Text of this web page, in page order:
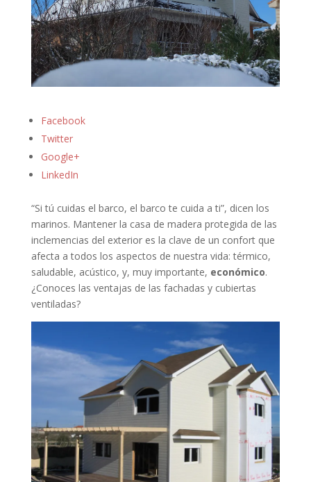
Facebook
Twitter
Google+
LinkedIn
“Si tú cuidas el barco, el barco te cuida a ti”, dicen los
marinos. Mantener la casa de madera protegida de las
inclemencias del exterior es la clave de un confort que
afecta a todos los aspectos de nuestra vida: térmico,
saludable, acústico, y, muy importante, económico.
¿Conoces las ventajas de las fachadas y cubiertas
ventiladas?